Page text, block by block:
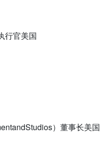
行官美国
）董事长美国